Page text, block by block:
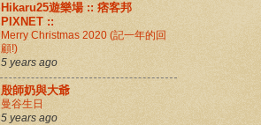
Hikaru25遊樂場 :: 痞客邦
PIXNET ::
Merry Christmas 2020 (記一年的回
顧!)
5 years ago
殷師奶與大爺
曼谷生日
5 years ago